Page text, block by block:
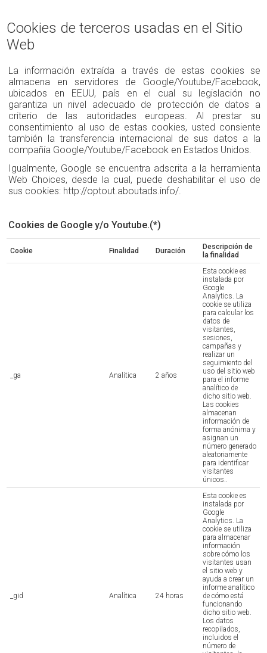
Cookies de terceros usadas en el Sitio
Web
La información extraída a través de estas cookies se
almacena en servidores de Google/Youtube/Facebook,
ubicados en EEUU, país en el cual su legislación no
garantiza un nivel adecuado de protección de datos a
criterio de las autoridades europeas. Al prestar su
consentimiento al uso de estas cookies, usted consiente
también la transferencia internacional de sus datos a la
compañía Google/Youtube/Facebook en Estados Unidos.
Igualmente, Google se encuentra adscrita a la herramienta
Web Choices, desde la cual, puede deshabilitar el uso de
sus cookies: http://optout.aboutads.info/.
Cookies de Google y/o Youtube.(*)
Cookie Finalidad Duración
Descripción de
la finalidad
_ga Analítica 2 años
Esta cookie es
instalada por
Google
Analytics. La
cookie se utiliza
para calcular los
datos de
visitantes,
sesiones,
campañas y
realizar un
seguimiento del
uso del sitio web
para el informe
analítico de
dicho sitio web.
Las cookies
almacenan
información de
forma anónima y
asignan un
número generado
aleatoriamente
para identificar
visitantes
únicos..
_gid Analítica 24 horas
Esta cookie es
instalada por
Google
Analytics. La
cookie se utiliza
para almacenar
información
sobre cómo los
visitantes usan
el sitio web y
ayuda a crear un
informe analítico
de cómo está
funcionando
dicho sitio web.
Los datos
recopilados,
incluidos el
número de